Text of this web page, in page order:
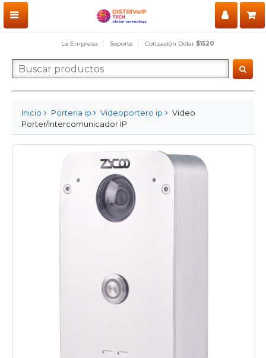
La Empresa Soporte Cotización Dolar $1520
Inicio Porteria ip Videoportero ip
Video
Porter/Intercomunicador IP